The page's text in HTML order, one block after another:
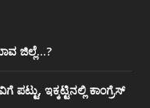
ಜಿಲ್ಲೆ…?
ಇಕ್ಕಟ್ಟಿನಲ್ಲಿ ಕಾಂಗ್ರೆಸ್